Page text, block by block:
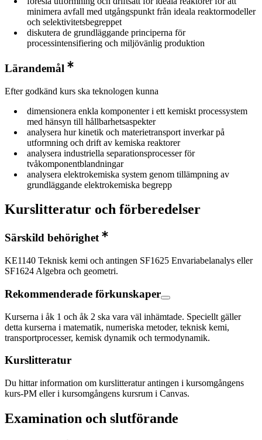
minimera avfall med utgångspunkt från ideala reaktormodeller
och selektivitetsbegreppet
diskutera de grundläggande principerna för
processintensifiering och miljövänlig produktion
Lärandemål
Efter godkänd kurs ska teknologen kunna
dimensionera enkla komponenter i ett kemiskt processystem
med hänsyn till hållbarhetsaspekter
analysera hur kinetik och materietransport inverkar på
utformning och drift av kemiska reaktorer
analysera industriella separationsprocesser för
tvåkomponentblandningar
analysera elektrokemiska system genom tillämpning av
grundläggande elektrokemiska begrepp
Kurslitteratur och förberedelser
Särskild behörighet
KE1140 Teknisk kemi och antingen SF1625 Envariabelanalys eller
SF1624 Algebra och geometri.
Rekommenderade förkunskaper
Kurserna i åk 1 och åk 2 ska vara väl inhämtade. Speciellt gäller
detta kurserna i matematik, numeriska metoder, teknisk kemi,
transportprocesser, kemisk dynamik och termodynamik.
Kurslitteratur
Du hittar information om kurslitteratur antingen i kursomgångens
kurs-PM eller i kursomgångens kursrum i Canvas.
Examination och slutförande